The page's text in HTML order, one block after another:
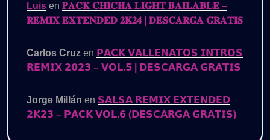
Luis en 𝐏𝐀𝐂𝐊 𝐂𝐇𝐈𝐂𝐇𝐀 𝐋𝐈𝐆𝐇𝐓 𝐁𝐀𝐈𝐋𝐀𝐁𝐋𝐄 –
𝐑𝐄𝐌𝐈𝐗 𝐄𝐗𝐓𝐄𝐍𝐃𝐄𝐃 𝟐𝐊𝟐𝟒 | 𝐃𝐄𝐒𝐂𝐀𝐑𝐆𝐀 𝐆𝐑𝐀𝐓𝐈𝐒
Carlos Cruz en 𝗣𝗔𝗖𝗞 𝗩𝗔𝗟𝗟𝗘𝗡𝗔𝗧𝗢𝗦 𝗜𝗡𝗧𝗥𝗢𝗦
𝗥𝗘𝗠𝗜𝗫 𝟮𝟬𝟮𝟯 – 𝗩𝗢𝗟.𝟱 | 𝗗𝗘𝗦𝗖𝗔𝗥𝗚𝗔 𝗚𝗥𝗔𝗧𝗜𝗦
Jorge Millán en 𝗦𝗔𝗟𝗦𝗔 𝗥𝗘𝗠𝗜𝗫 𝗘𝗫𝗧𝗘𝗡𝗗𝗘𝗗
𝟮𝗞𝟮𝟯 – 𝗣𝗔𝗖𝗞 𝗩𝗢𝗟.𝟲 (𝗗𝗘𝗦𝗖𝗔𝗥𝗚𝗔 𝗚𝗥𝗔𝗧𝗜𝗦)